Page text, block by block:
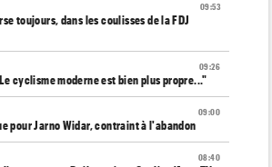
09:53
toujours, dans les coulisses de la FDJ
09:26
cyclisme moderne est bien plus propre..."
09:00
pour Jarno Widar, contraint à l'abandon
08:40